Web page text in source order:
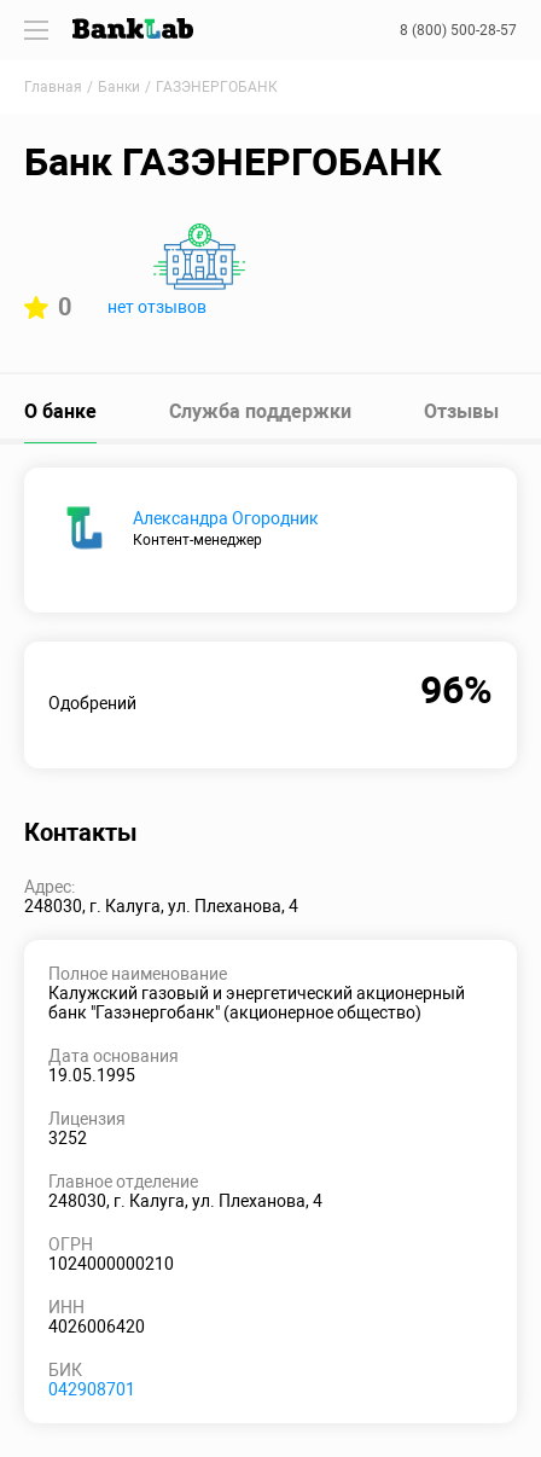
8 (800) 500-28-57
Главная Банки ГАЗЭНЕРГОБАНК
Банк ГАЗЭНЕРГОБАНК
0 нет отзывов
О банке Служба поддержки Отзывы
Александра Огородник
Контент-менеджер
Одобрений 96%
Контакты
Адрес:
248030, г. Калуга, ул. Плеханова, 4
Полное наименование
Калужский газовый и энергетический акционерный
банк "Газэнергобанк" (акционерное общество)
Дата основания
19.05.1995
Лицензия
3252
Главное отделение
248030, г. Калуга, ул. Плеханова, 4
ОГРН
1024000000210
ИНН
4026006420
БИК
042908701